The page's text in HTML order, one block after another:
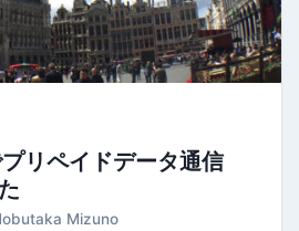
リペイドデータ通信
Mizuno